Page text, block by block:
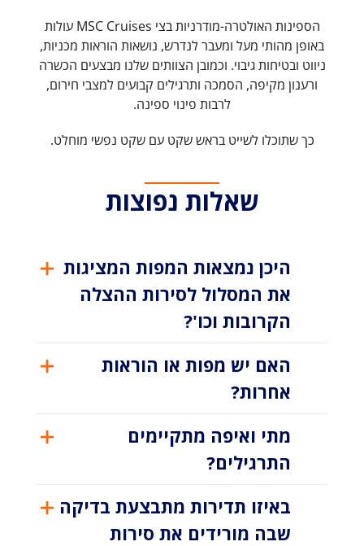
הספינות האולטרה-מודרניות בצי MSC Cruises עולות
באופן מהותי מעל ומעבר לנדרש, נושאות הוראות מכניות,
ניווט ובטיחות גיבוי. וכמובן הצוותים שלנו מבצעים הכשרה
ורענון מקיפה, הסמכה ותרגילים קבועים למצבי חירום,
לרבות פינוי ספינה.
כך שתוכלו לשייט בראש שקט עם שקט נפשי מוחלט.
שאלות נפוצות
היכן נמצאות המפות המציגות
את המסלול לסירות ההצלה
הקרובות וכו'?
האם יש מפות או הוראות
אחרות?
מתי ואיפה מתקיימים
התרגילים?
באיזו תדירות מתבצעת בדיקה
שבה מורידים את סירות